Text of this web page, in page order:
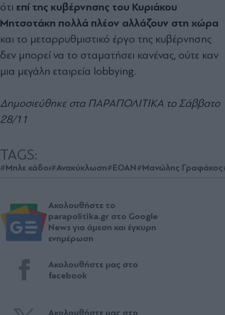
ότι επί της κυβέρνησης του Κυριάκου
Μητσοτάκη πολλά πλέον αλλάζουν στη χώρα
και το µεταρρυθµιστικό έργο της κυβέρνησης
δεν µπορεί να το σταµατήσει κανένας, ούτε καν
µια µεγάλη εταιρεία lobbying.
Δημοσιεύθηκε στα ΠΑΡΑΠΟΛΙΤΙΚΑ το Σάββατο
28/11
TAGS:
#Μπλε κάδοι#Ανακύκλωση#ΕΟΑΝ#Μανώλης Γραφάκος
Ακολουθήστε το
parapolitika.gr στο Google
News για άμεση και έγκυρη
ενημέρωση
Ακολουθήστε μας στο
facebook
Ακολουθήστε μας στο